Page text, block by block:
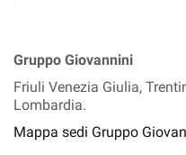
Gruppo Giovannini
Friuli Venezia Giulia,
Lombardia.
Mappa sedi Gruppo